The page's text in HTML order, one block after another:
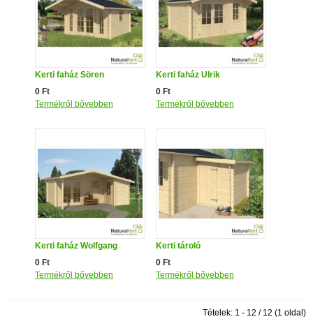
Kerti faház Sören
0 Ft
Termékről bővebben
Kerti faház Ulrik
0 Ft
Termékről bővebben
Kerti faház Wolfgang
0 Ft
Termékről bővebben
Kerti tároló
0 Ft
Termékről bővebben
Tételek: 1 - 12 / 12 (1 oldal)